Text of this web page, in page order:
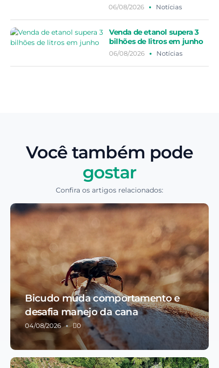
06/08/2026 Notícias
Venda de etanol supera 3
bilhões de litros em junho
06/08/2026 Notícias
Você também pode
gostar
Confira os artigos relacionados:
Bicudo muda comportamento e
desafia manejo da cana
04/08/2026 0